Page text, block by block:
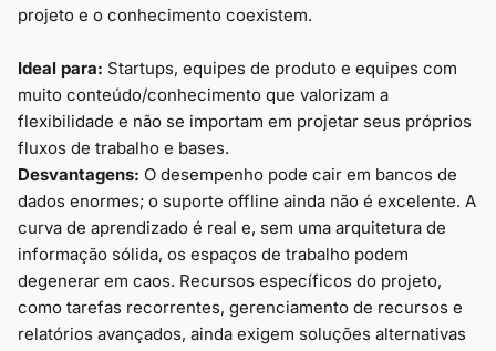
projeto e o conhecimento coexistem.
Ideal para: Startups, equipes de produto e equipes com
muito conteúdo/conhecimento que valorizam a
flexibilidade e não se importam em projetar seus próprios
fluxos de trabalho e bases.
Desvantagens: O desempenho pode cair em bancos de
dados enormes; o suporte offline ainda não é excelente. A
curva de aprendizado é real e, sem uma arquitetura de
informação sólida, os espaços de trabalho podem
degenerar em caos. Recursos específicos do projeto,
como tarefas recorrentes, gerenciamento de recursos e
relatórios avançados, ainda exigem soluções alternativas